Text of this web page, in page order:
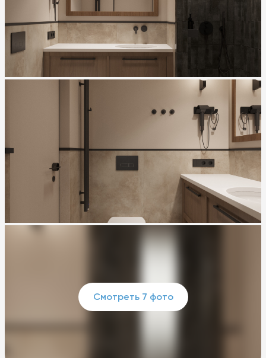
Смотреть 7 фото